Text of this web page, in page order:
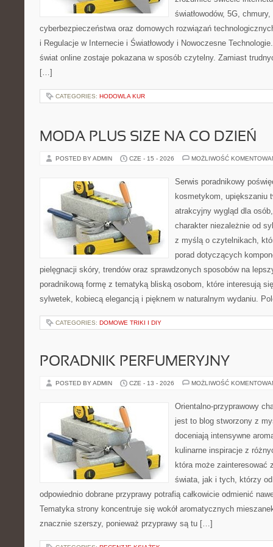
światłowodów, 5G,
cyberbezpieczeństwa oraz domowych rozwiązań
i Regulacje w Internecie i Światłowody i Nowoczesne
świat online zostaje pokazana w sposób czytelny. Zamiast
[…]
CATEGORIES: HODOWLA KUR
MODA PLUS SIZE NA CO DZIEŃ
POSTED BY ADMIN CZE - 15 - 2026 MOŻLIWOŚĆ
Serwis poradnikowy
kosmetykom, upiększaniu
atrakcyjny wygląd dla
charakter niezależnie od
z myślą o czytelnikach,
porad dotyczących
pielęgnacji skóry, trendów oraz sprawdzonych sposobów na
poradnikową formę z tematyką bliską osobom, które interesują
sylwetek, kobiecą elegancją i pięknem w naturalnym wydaniu.
CATEGORIES: DOMOWE TRIKI I DIY
PORADNIK PERFUMERYJNY
POSTED BY ADMIN CZE - 13 - 2026 MOŻLIWOŚĆ
Orientalno-przyprawowy
jest to blog stworzony z
doceniają intensywne
kulinarne inspiracje z
która może zainteresować
świata, jak i tych, którzy
odpowiednio dobrane przyprawy potrafią całkowicie odmienić
Tematyka strony koncentruje się wokół aromatycznych
znacznie szerszy, ponieważ przyprawy są tu […]